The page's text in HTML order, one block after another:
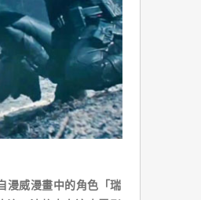
漫威漫畫中的角色「瑞